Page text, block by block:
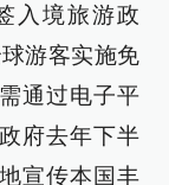
入境旅游政
游客实施免
通过电子平
府去年下半
宣传本国丰